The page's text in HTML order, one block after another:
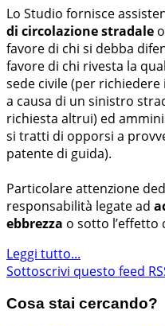
Lo Studio fornisce
di circolazione stradale
favore di chi si debba
favore di chi rivesta la
sede civile (per
a causa di un sinistro
richiesta altrui) ed
si tratti di opporsi a
patente di guida).
Particolare attenzione
responsabilità legate ad
ebbrezza o sotto l’effetto
Leggi tutto...
Sottoscrivi questo feed
Cosa stai cercando?